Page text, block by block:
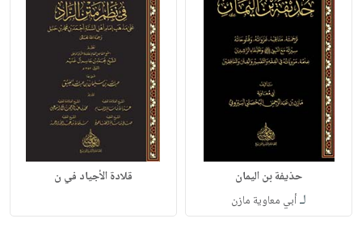
حذيفة بن اليمان
لـأبي معاوية مازن
قلادة الأجياد في ن